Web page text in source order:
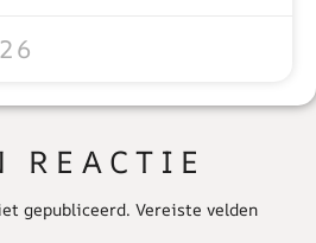
REACTIE
gepubliceerd. Vereiste velden